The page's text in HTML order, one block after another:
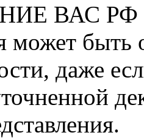
ВАС РФ
может быть
даже